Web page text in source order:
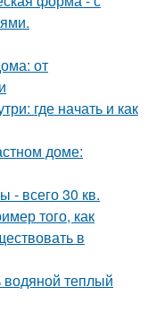
от
где начать и как
доме:
- всего 30 кв.
того, как
в
водяной теплый